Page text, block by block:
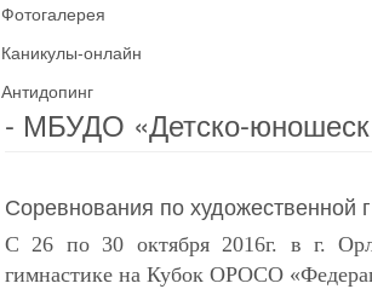
Фотогалерея
Каникулы-онлайн
Антидопинг
- МБУДО «Детско-
Соревнования по художественной
С 26 по 30 октября 2016г. в г.
гимнастике на Кубок ОРОСО